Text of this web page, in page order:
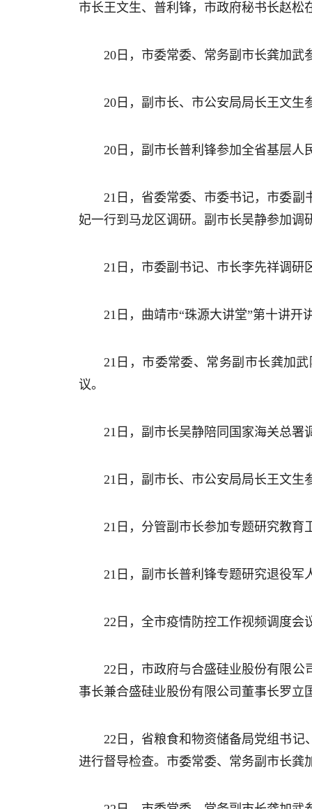
市长王文生、普利锋，市政府秘书长赵松
20日，市委常委、常务副市长龚加武
20日，副市长、市公安局局长王文
20日，副市长普利锋参加全省基层人
21日，省委常委、市委书记，市委
妃一行到马龙区调研。副市长吴静参加调
21日，市委副书记、市长李先祥调
21日，曲靖市“珠源大讲堂”第十讲
21日，市委常委、常务副市长龚加
议。
21日，副市长吴静陪同国家海关总署
21日，副市长、市公安局局长王文生
21日，分管副市长参加专题研究教
21日，副市长普利锋专题研究退役
22日，全市疫情防控工作视频调度
22日，市政府与合盛硅业股份有限
事长兼合盛硅业股份有限公司董事长罗
22日，省粮食和物资储备局党组书
进行督导检查。市委常委、常务副市长龚